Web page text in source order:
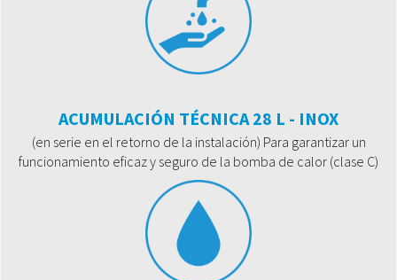
ACUMULACIÓN TÉCNICA 28 L - INOX
(en serie en el retorno de la instalación) Para garantizar un
funcionamiento eficaz y seguro de la bomba de calor (clase C)